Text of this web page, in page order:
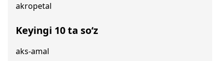
akropetal
Keyingi 10 ta so‘z
aks-amal